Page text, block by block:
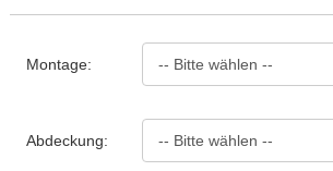
Montage:
Abdeckung: